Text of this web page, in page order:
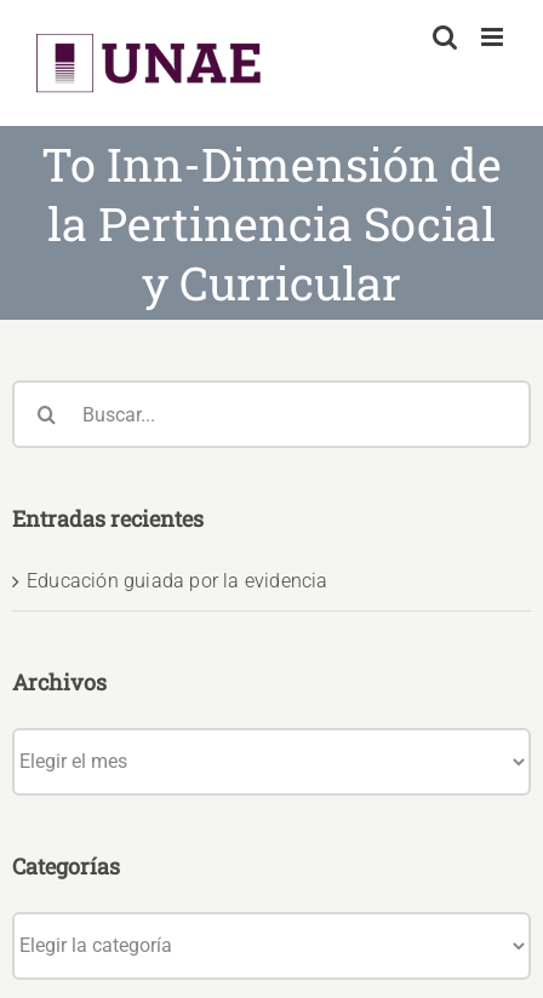
content
To Inn-Dimensión de
la Pertinencia Social
y Curricular
Entradas recientes
Educación guiada por la evidencia
Archivos
Categorías